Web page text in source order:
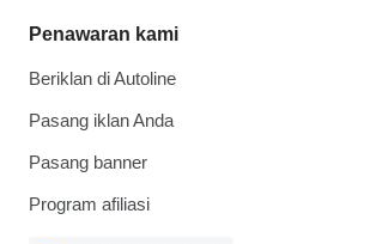
Penawaran kami
Beriklan di Autoline
Pasang iklan Anda
Pasang banner
Program afiliasi